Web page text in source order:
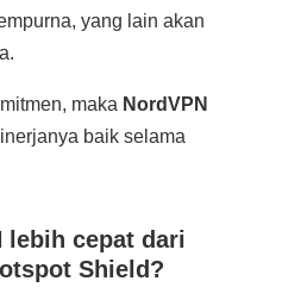
yang lain akan
maka NordVPN
baik selama
lebih cepat dari
Shield?